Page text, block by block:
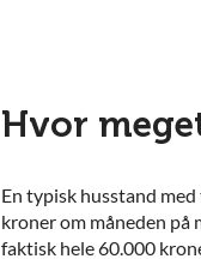
Hvor
En typisk husstand
kroner om måneden på
faktisk hele 60.000